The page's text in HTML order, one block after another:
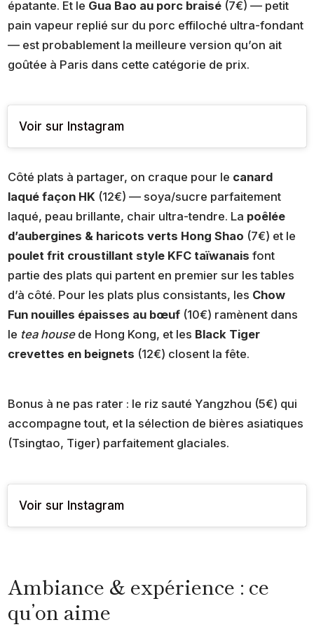
épatante. Et le Gua Bao au porc braisé (7€) — petit
pain vapeur replié sur du porc effiloché ultra-fondant
— est probablement la meilleure version qu’on ait
goûtée à Paris dans cette catégorie de prix.
Voir sur Instagram
Côté plats à partager, on craque pour le canard
laqué façon HK (12€) — soya/sucre parfaitement
laqué, peau brillante, chair ultra-tendre. La poêlée
d’aubergines & haricots verts Hong Shao (7€) et le
poulet frit croustillant style KFC taïwanais font
partie des plats qui partent en premier sur les tables
d’à côté. Pour les plats plus consistants, les Chow
Fun nouilles épaisses au bœuf (10€) ramènent dans
le tea housede Hong Kong, et les Black Tiger
crevettes en beignets (12€) closent la fête.
Bonus à ne pas rater : le riz sauté Yangzhou (5€) qui
accompagne tout, et la sélection de bières asiatiques
(Tsingtao, Tiger) parfaitement glaciales.
Voir sur Instagram
Ambiance & expérience : ce
qu’on aime